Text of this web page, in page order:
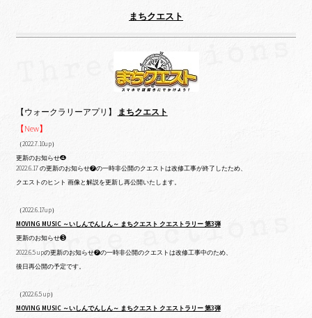
まちクエスト
【ウォークラリーアプリ】
まちクエスト
【New】
（2022.7.10up）
更新のお知らせ❹
2022.6.17 の更新のお知らせ❷の一時非公開のクエストは改修工事が終了したため、
クエストのヒント 画像と解説を更新し再公開いたします。
（2022.6.17up）
MOVING MUSIC ～いしんでんしん～ まちクエスト クエストラリー 第3弾
更新のお知らせ❸
2022.6.5 upの更新のお知らせ❷の一時非公開のクエストは改修工事中のため、
後日再公開の予定です。
（2022.6.5 up）
MOVING MUSIC ～いしんでんしん～ まちクエスト クエストラリー 第3弾